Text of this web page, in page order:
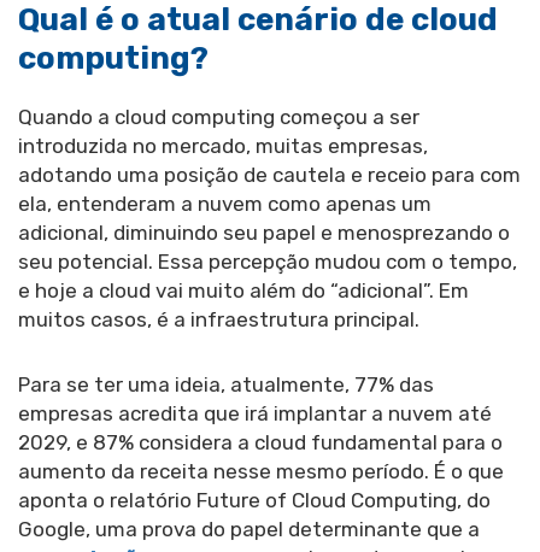
Qual é o atual cenário de cloud
computing?
Quando a cloud computing começou a ser
introduzida no mercado, muitas empresas,
adotando uma posição de cautela e receio para com
ela, entenderam a nuvem como apenas um
adicional, diminuindo seu papel e menosprezando o
seu potencial. Essa percepção mudou com o tempo,
e hoje a cloud vai muito além do “adicional”. Em
muitos casos, é a infraestrutura principal.
Para se ter uma ideia, atualmente, 77% das
empresas acredita que irá implantar a nuvem até
2029, e 87% considera a cloud fundamental para o
aumento da receita nesse mesmo período. É o que
aponta o relatório Future of Cloud Computing, do
Google, uma prova do papel determinante que a